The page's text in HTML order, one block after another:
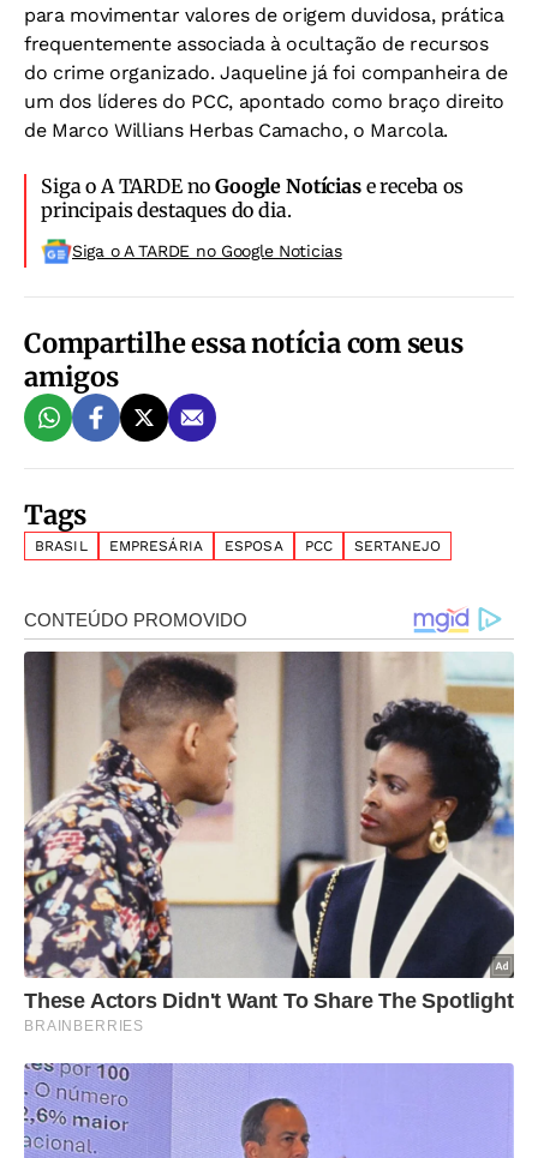
para movimentar valores de origem duvidosa, prática
frequentemente associada à ocultação de recursos
do crime organizado. Jaqueline já foi companheira de
um dos líderes do PCC, apontado como braço direito
de Marco Willians Herbas Camacho, o Marcola.
Siga o A TARDE noGoogle Notíciase receba os
principais destaques do dia.
Siga o A TARDE no Google Noticias
Compartilhe essa notícia com seus
amigos
Tags
BRASIL EMPRESÁRIA ESPOSA PCC SERTANEJO